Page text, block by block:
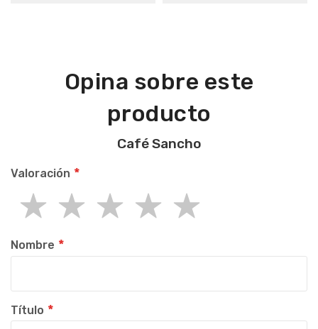
Opina sobre este
producto
Café Sancho
Valoración
star
stars
stars
stars
stars
Nombre
Título